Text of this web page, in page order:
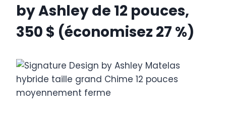
by Ashley de 12 pouces,
350 $ (économisez 27 %)